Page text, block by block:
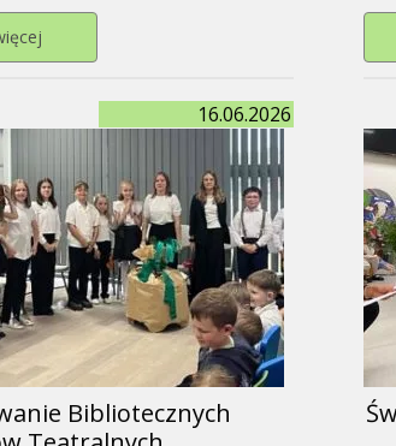
Przejdź do strony Koncert z okazji Dnia
16.06.2026
Bibliotecznych